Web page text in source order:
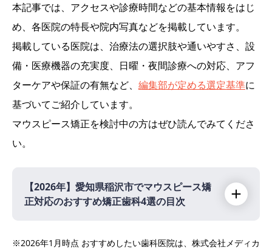
本記事では、アクセスや診療時間などの基本情報をはじ
め、各医院の特長や院内写真などを掲載しています。
掲載している医院は、治療法の選択肢や通いやすさ、設
備・医療機器の充実度、日曜・夜間診療への対応、アフ
ターケアや保証の有無など、 編集部が定める選定基準に
基づいてご紹介しています。
マウスピース矯正を検討中の方はぜひ読んでみてくださ
い。
【2026年】 愛知県稲沢市でマウスピース矯
正対応のおすすめ矯正歯科4選の目次
※2026年1月時点 おすすめしたい歯科医院は、株式会社メディカ